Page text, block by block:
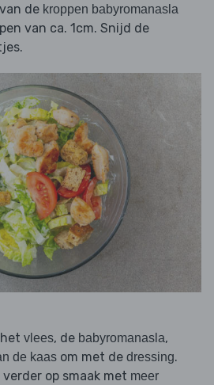
van de kroppen babyromanasla
van ca. 1cm. Snijd de
vlees, de babyromanasla,
de kaas om met de dressing.
op smaak met meer